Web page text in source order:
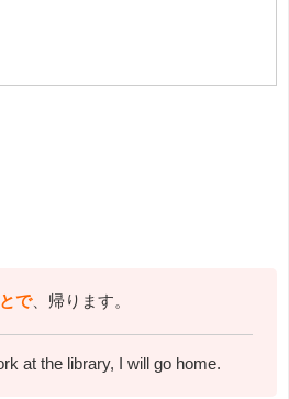
で、帰ります。
at the library, I will go home.